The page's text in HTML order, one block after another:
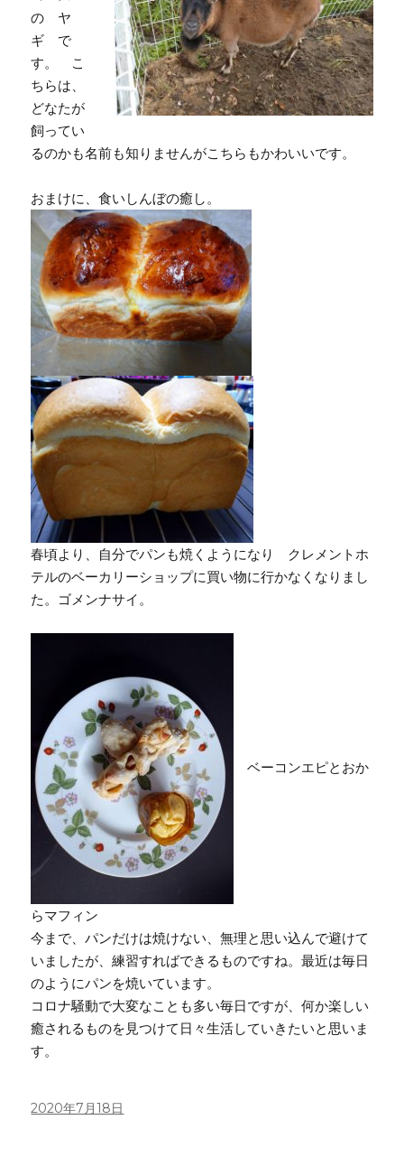
の ヤ
ギ で
す。 こ
ちらは、
どなたが
飼ってい
るのかも名前も知りませんがこちらもかわいいです。
おまけに、食いしんぼの癒し。
春頃より、自分でパンも焼くようになり クレメントホ
テルのベーカリーショップに買い物に行かなくなりまし
た。ゴメンナサイ。
ベーコンエピとおか
らマフィン
今まで、パンだけは焼けない、無理と思い込んで避けて
いましたが、練習すればできるものですね。最近は毎日
のようにパンを焼いています。
コロナ騒動で大変なことも多い毎日ですが、何か楽しい
癒されるものを見つけて日々生活していきたいと思いま
す。
投
2020年7月18日